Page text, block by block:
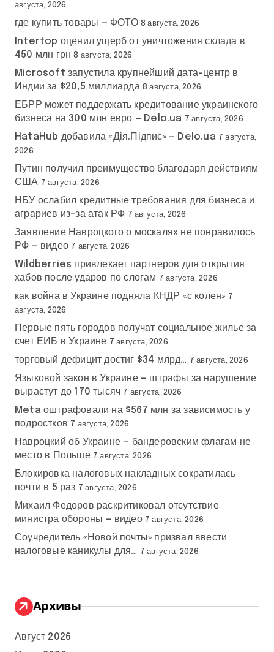
августа, 2026
где купить товары — ФОТО 8 августа, 2026
Intertop оценил ущерб от уничтожения склада в
450 млн грн 8 августа, 2026
Microsoft запустила крупнейший дата-центр в
Индии за $20,5 миллиарда 8 августа, 2026
ЕБРР может поддержать кредитование украинского
бизнеса на 300 млн евро — Delo.ua 7 августа, 2026
HataHub добавила «Дія.Підпис» — Delo.ua 7 августа,
2026
Путин получил преимущество благодаря действиям
США 7 августа, 2026
НБУ ослабил кредитные требования для бизнеса и
аграриев из-за атак РФ 7 августа, 2026
Заявление Навроцкого о москалях не понравилось
РФ — видео 7 августа, 2026
Wildberries привлекает партнеров для открытия
хабов после ударов по слогам 7 августа, 2026
как война в Украине подняла КНДР «с колен» 7
августа, 2026
Первые пять городов получат социальное жилье за
счет ЕИБ в Украине 7 августа, 2026
торговый дефицит достиг $34 млрд… 7 августа, 2026
Языковой закон в Украине — штрафы за нарушение
вырастут до 170 тысяч 7 августа, 2026
Meta оштрафовали на $567 млн за зависимость у
подростков 7 августа, 2026
Навроцкий об Украине — бандеровским флагам не
место в Польше 7 августа, 2026
Блокировка налоговых накладных сократилась
почти в 5 раз 7 августа, 2026
Михаил Федоров раскритиковал отсутствие
министра обороны — видео 7 августа, 2026
Соучредитель «Новой почты» призвал ввести
налоговые каникулы для… 7 августа, 2026
Архивы
Август 2026